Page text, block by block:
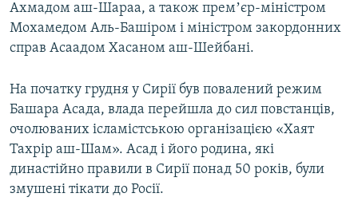
Ахмадом аш-Шараа, а також премʼєр-міністром
Мохамедом Аль-Башіром і міністром закордонних
справ Асаадом Хасаном аш-Шейбані.
На початку грудня у Сирії був повалений режим
Башара Асада, влада перейшла до сил повстанців,
очолюваних ісламістською організацією «Хаят
Тахрір аш-Шам». Асад і його родина, які
династійно правили в Сирії понад 50 років, були
змушені тікати до Росії.